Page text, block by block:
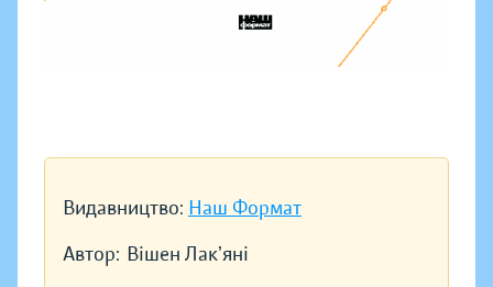
Видавництво: Наш Формат
Автор: Вішен Лакʼяні